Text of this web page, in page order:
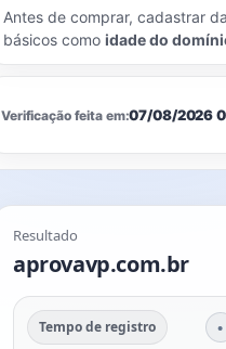
Antes de comprar, cadastrar
básicos como idade do
Verificação feita em:07/08/2026
Resultado
aprovavp.com.br
Tempo de registro